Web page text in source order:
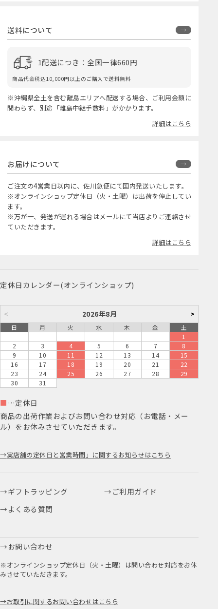
送料について
1配送につき：全国一律660円
商品代金税込10,000円以上のご購入で送料無料
※沖縄県全土を含む離島エリアへ配送する場合、ご利用金額に
関わらず、別途「離島中継手数料」がかかります。
詳細はこちら
お届けについて
ご注文の4営業日以内に、佐川急便にて国内発送いたします。
※オンラインショップ定休日（火・土曜）は出荷を停止してい
ます。
※万が一、発送が遅れる場合はメールにて当店よりご連絡させ
ていただきます。
詳細はこちら
定休日カレンダー(オンラインショップ)
< 2026年8月 >
日 月 火 水 木 金
土
1
2
3 4 5 6 7
8
9
10 11 12 13 14
15
16
17 18 19 20 21
22
23
24 25 26 27 28
29
30
31
■ …定休日
商品の出荷作業およびお問い合わせ対応（お電話・メー
ル）をお休みさせていただきます。
実店舗の定休日と営業時間」に関するお知らせはこちら
ギフトラッピング
ご利用ガイド
よくある質問
お問い合わせ
※オンラインショップ定休日（火・土曜）は問い合わせ対応をお休
みさせていただきます。
お取引に関するお問い合わせはこちら